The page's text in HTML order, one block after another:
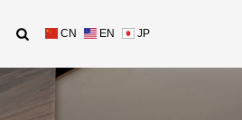
CN EN JP